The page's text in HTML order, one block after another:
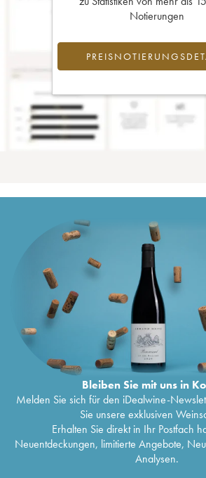
Notierungen
Bleiben Sie mit uns in
Melden Sie sich für den iDealwine-
Sie unsere exklusiven
Erhalten Sie direkt in Ihr Postfach
Neuentdeckungen, limitierte Angebote,
Analysen.